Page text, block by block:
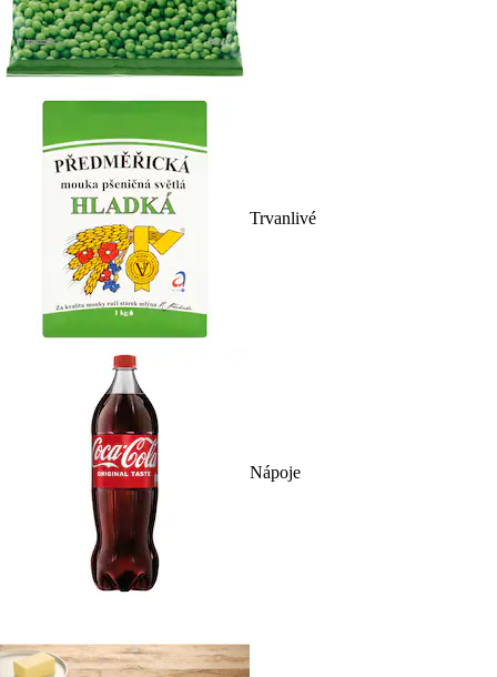
Trvanlivé
Nápoje